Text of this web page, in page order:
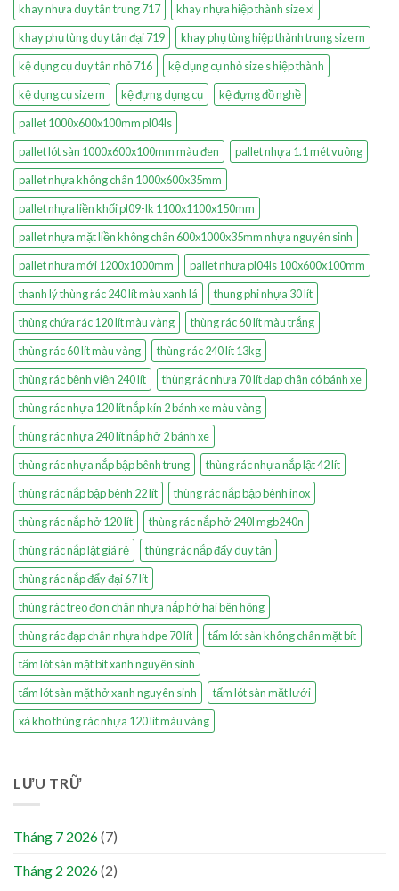
khay nhựa duy tân trung 717
khay nhựa hiệp thành size xl
khay phụ tùng duy tân đại 719
khay phụ tùng hiệp thành trung size m
kệ dụng cụ duy tân nhỏ 716
kệ dụng cụ nhỏ size s hiệp thành
kệ dụng cụ size m
kệ đựng dụng cụ
kệ đựng đồ nghề
pallet 1000x600x100mm pl04ls
pallet lót sàn 1000x600x100mm màu đen
pallet nhựa 1.1 mét vuông
pallet nhựa không chân 1000x600x35mm
pallet nhựa liền khối pl09-lk 1100x1100x150mm
pallet nhựa mặt liền không chân 600x1000x35mm nhựa nguyên sinh
pallet nhựa mới 1200x1000mm
pallet nhựa pl04ls 100x600x100mm
thanh lý thùng rác 240 lít màu xanh lá
thung phi nhựa 30 lít
thùng chứa rác 120 lít màu vàng
thùng rác 60 lít màu trắng
thùng rác 60 lít màu vàng
thùng rác 240 lít 13kg
thùng rác bệnh viện 240 lít
thùng rác nhựa 70 lít đạp chân có bánh xe
thùng rác nhựa 120 lít nắp kín 2 bánh xe màu vàng
thùng rác nhựa 240 lít nắp hở 2 bánh xe
thùng rác nhựa nắp bập bênh trung
thùng rác nhựa nắp lật 42 lít
thùng rác nắp bập bênh 22 lít
thùng rác nắp bập bênh inox
thùng rác nắp hở 120 lít
thùng rác nắp hở 240l mgb240n
thùng rác nắp lật giá rẻ
thùng rác nắp đẩy duy tân
thùng rác nắp đẩy đại 67 lít
thùng rác treo đơn chân nhựa nắp hở hai bên hông
thùng rác đạp chân nhựa hdpe 70 lít
tấm lót sàn không chân mặt bít
tấm lót sàn mặt bít xanh nguyên sinh
tấm lót sàn mặt hở xanh nguyên sinh
tấm lót sàn mặt lưới
xả kho thùng rác nhựa 120 lít màu vàng
LƯU TRỮ
Tháng 7 2026(7)
Tháng 2 2026(2)